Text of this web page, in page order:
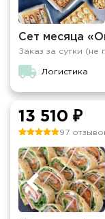
Сет месяца
Заказ за сутки (не
Логистика
13 510 ₽
97